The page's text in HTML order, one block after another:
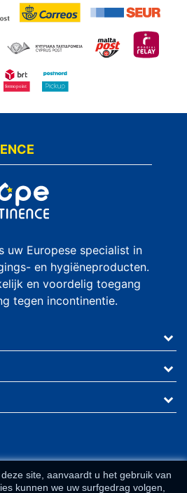
uw Europese specialist in
en hygiëneproducten.
en voordelig toegang
tegen incontinentie.
site, aanvaardt u het gebruik van
kunnen we uw surfgedrag volgen,